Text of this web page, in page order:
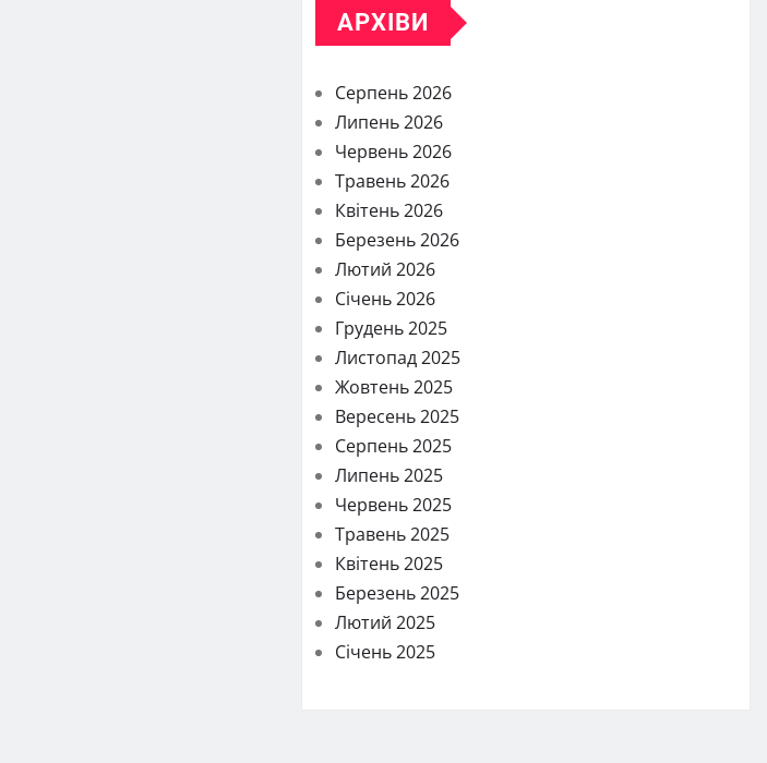
АРХІВИ
Серпень 2026
Липень 2026
Червень 2026
Травень 2026
Квітень 2026
Березень 2026
Лютий 2026
Січень 2026
Грудень 2025
Листопад 2025
Жовтень 2025
Вересень 2025
Серпень 2025
Липень 2025
Червень 2025
Травень 2025
Квітень 2025
Березень 2025
Лютий 2025
Січень 2025